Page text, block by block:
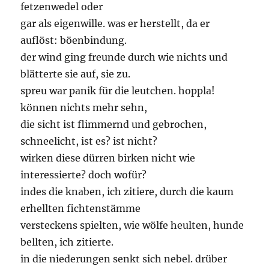
fetzenwedel oder
gar als eigenwille. was er herstellt, da er
auflöst: böenbindung.
der wind ging freunde durch wie nichts und
blätterte sie auf, sie zu.
spreu war panik für die leutchen. hoppla!
können nichts mehr sehn,
die sicht ist flimmernd und gebrochen,
schneelicht, ist es? ist nicht?
wirken diese dürren birken nicht wie
interessierte? doch wofür?
indes die knaben, ich zitiere, durch die kaum
erhellten fichtenstämme
versteckens spielten, wie wölfe heulten, hunde
bellten, ich zitierte.
in die niederungen senkt sich nebel. drüber